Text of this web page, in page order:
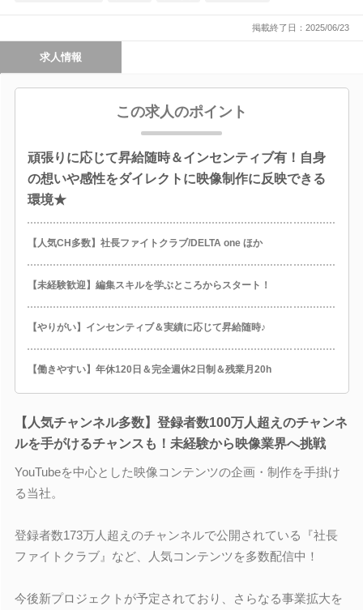
掲載終了日：2025/06/23
求人情報
この求人のポイント
頑張りに応じて昇給随時＆インセンティブ有！自身
の想いや感性をダイレクトに映像制作に反映できる
環境★
【人気CH多数】社長ファイトクラブ/DELTA one ほか
【未経験歓迎】編集スキルを学ぶところからスタート！
【やりがい】インセンティブ＆実績に応じて昇給随時♪
【働きやすい】年休120日＆完全週休2日制＆残業月20h
【人気チャンネル多数】登録者数100万人超えのチャンネ
ルを手がけるチャンスも！未経験から映像業界へ挑戦
YouTubeを中心とした映像コンテンツの企画・制作を手掛け
る当社。
登録者数173万人超えのチャンネルで公開されている『社長
ファイトクラブ』など、人気コンテンツを多数配信中！
今後新プロジェクトが予定されており、さらなる事業拡大を